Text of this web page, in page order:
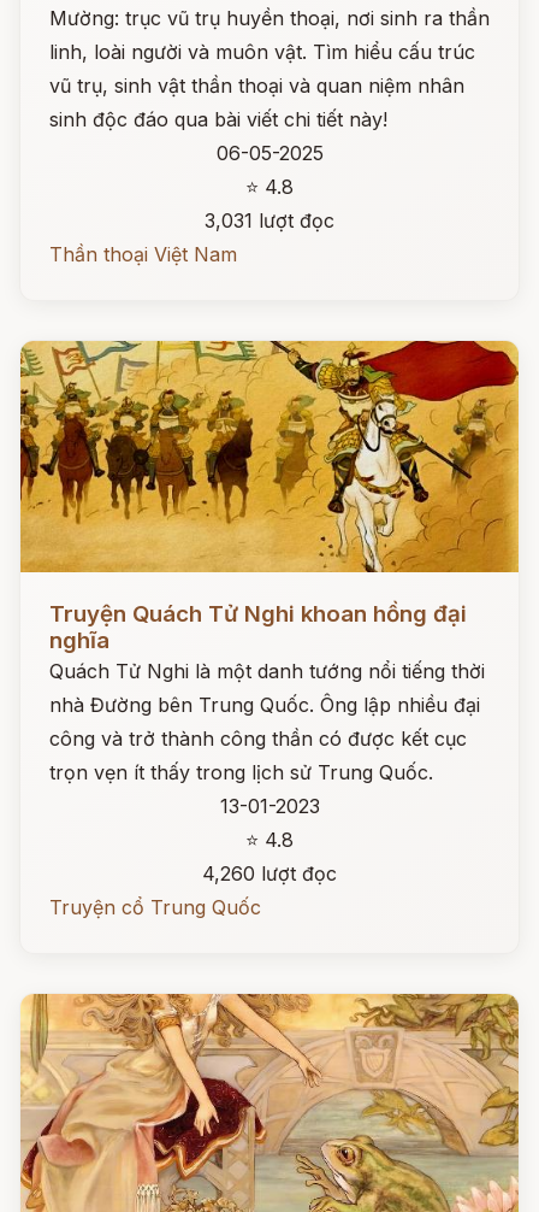
Mường: trục vũ trụ huyền thoại, nơi sinh ra thần
linh, loài người và muôn vật. Tìm hiểu cấu trúc
vũ trụ, sinh vật thần thoại và quan niệm nhân
sinh độc đáo qua bài viết chi tiết này!
06-05-2025
⭐ 4.8
3,031 lượt đọc
Thần thoại Việt Nam
Truyện Quách Tử Nghi khoan hồng đại
nghĩa
Quách Tử Nghi là một danh tướng nổi tiếng thời
nhà Đường bên Trung Quốc. Ông lập nhiều đại
công và trở thành công thần có được kết cục
trọn vẹn ít thấy trong lịch sử Trung Quốc.
13-01-2023
⭐ 4.8
4,260 lượt đọc
Truyện cổ Trung Quốc